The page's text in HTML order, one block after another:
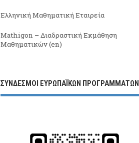
Ελληνική Μαθηματική Εταιρεία
Mathigon – Διαδραστική Εκμάθηση
Μαθηματικών (en)
ΣΥΝΔΕΣΜΟΙ ΕΥΡΩΠΑΪΚΩΝ ΠΡΟΓΡΑΜΜΑΤΩΝ